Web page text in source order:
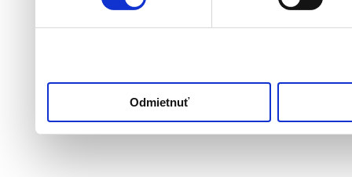
používali ich služby.
Odmietnuť